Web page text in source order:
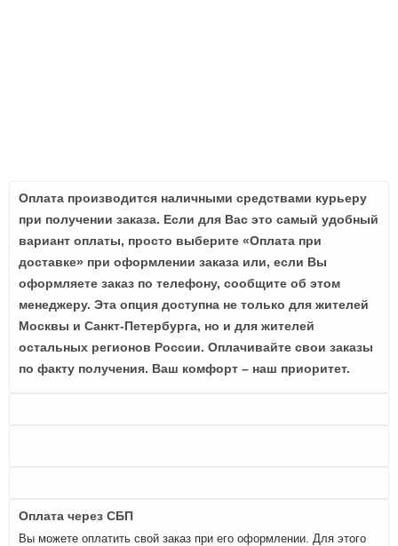
Оплата производится наличными средствами курьеру
при получении заказа. Если для Вас это самый удобный
вариант оплаты, просто выберите «Оплата при
доставке» при оформлении заказа или, если Вы
оформляете заказ по телефону, сообщите об этом
менеджеру. Эта опция доступна не только для жителей
Москвы и Санкт-Петербурга, но и для жителей
остальных регионов России. Оплачивайте свои заказы
по факту получения. Ваш комфорт – наш приоритет.
Оплата через СБП
Вы можете оплатить свой заказ при его оформлении. Для этого